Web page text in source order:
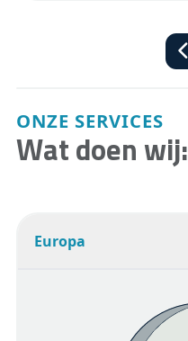
ONZE SERVICES
Wat doen wij:
Europa